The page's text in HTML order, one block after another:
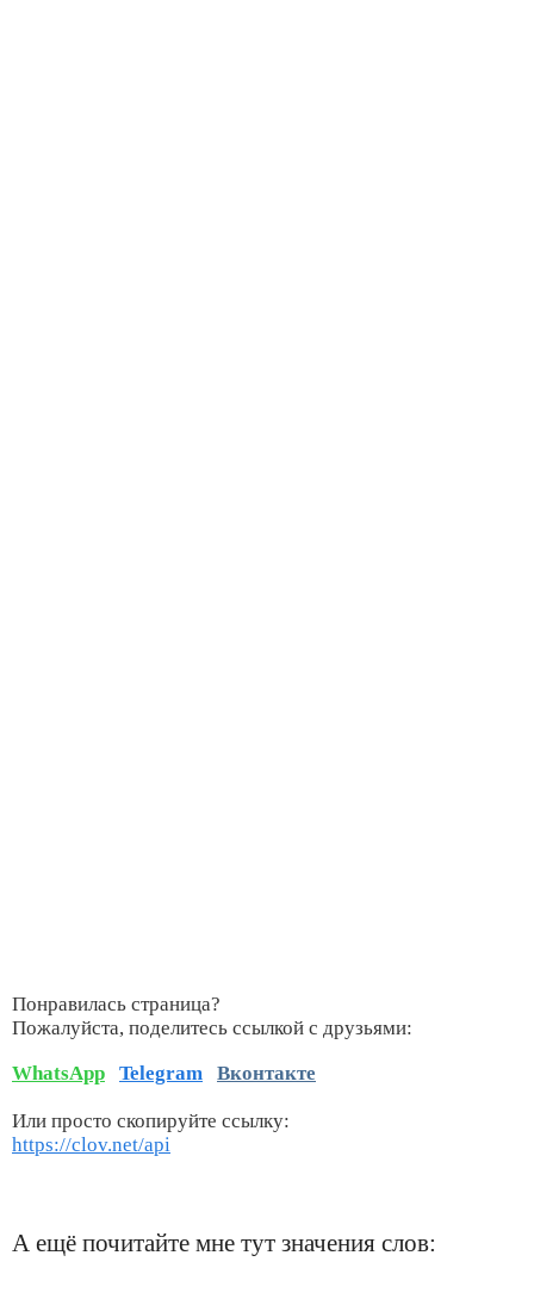
Понравилась страница?
Пожалуйста, поделитесь ссылкой с друзьями:
WhatsApp
Telegram Вконтакте
Или просто скопируйте ссылку:
https://clov.net/api
А ещё почитайте мне тут значения слов: